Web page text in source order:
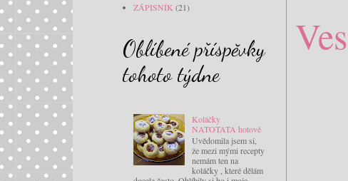
ZÁPISNÍK (21)
Oblíbené příspěvky
tohoto týdne
Koláčky
NATOTATA hotové
Uvědomila jsem si,
že mezi mými recepty
nemám ten na
koláčky , které dělám